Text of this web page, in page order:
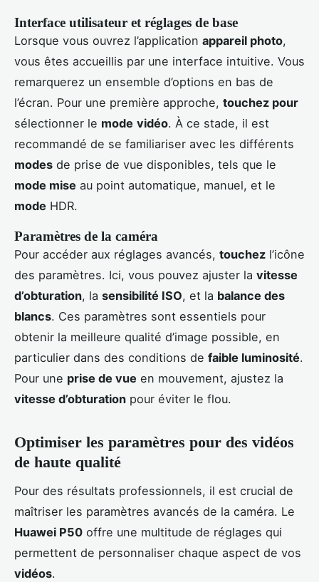
Interface utilisateur et réglages de base
Lorsque vous ouvrez l’application appareil photo,
vous êtes accueillis par une interface intuitive. Vous
remarquerez un ensemble d’options en bas de
l’écran. Pour une première approche, touchez pour
sélectionner le mode vidéo. À ce stade, il est
recommandé de se familiariser avec les différents
modes de prise de vue disponibles, tels que le
mode mise au point automatique, manuel, et le
mode HDR.
Paramètres de la caméra
Pour accéder aux réglages avancés, touchez l’icône
des paramètres. Ici, vous pouvez ajuster la vitesse
d’obturation, la sensibilité ISO, et la balance des
blancs. Ces paramètres sont essentiels pour
obtenir la meilleure qualité d’image possible, en
particulier dans des conditions de faible luminosité.
Pour une prise de vue en mouvement, ajustez la
vitesse d’obturation pour éviter le flou.
Optimiser les paramètres pour des vidéos
de haute qualité
Pour des résultats professionnels, il est crucial de
maîtriser les paramètres avancés de la caméra. Le
Huawei P50 offre une multitude de réglages qui
permettent de personnaliser chaque aspect de vos
vidéos.